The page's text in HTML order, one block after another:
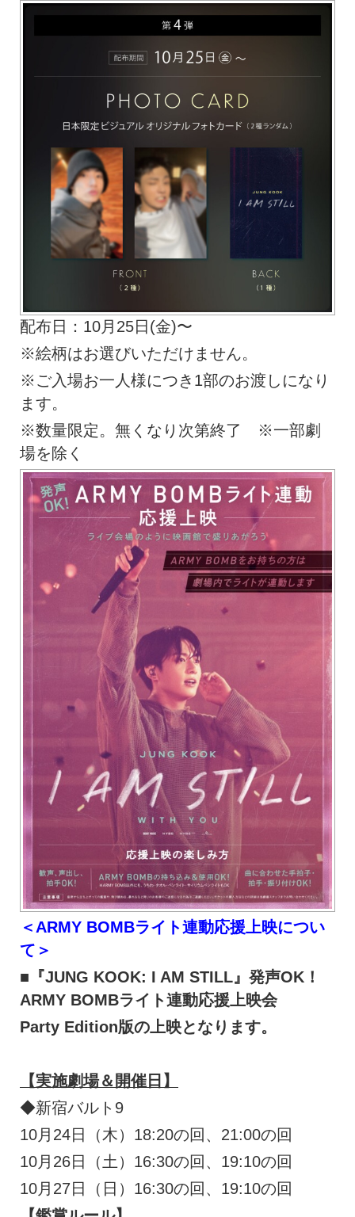
配布日：10月25日(金)〜
※絵柄はお選びいただけません。
※ご入場お一人様につき1部のお渡しになり
ます。
※数量限定。無くなり次第終了 ※一部劇
場を除く
＜ARMY BOMBライト連動応援上映につい
て＞
■『JUNG KOOK: I AM STILL』発声OK！
ARMY BOMBライト連動応援上映会
Party Edition版の上映となります。
【実施劇場＆開催日】
◆新宿バルト9
10月24日（木）18:20の回、21:00の回
10月26日（土）16:30の回、19:10の回
10月27日（日）16:30の回、19:10の回